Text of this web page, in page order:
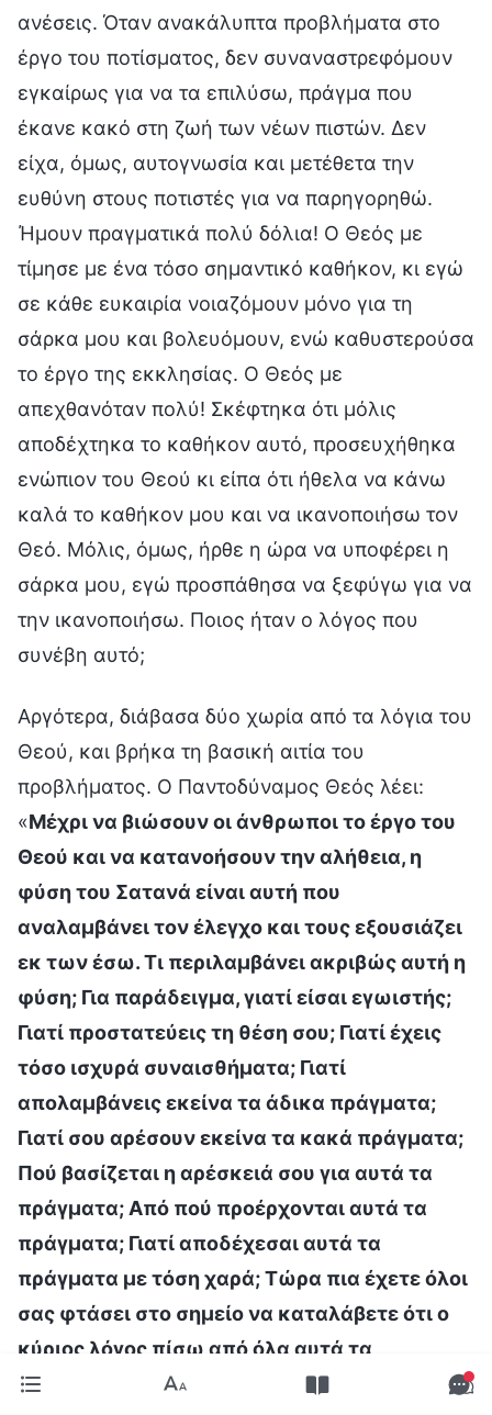
ανέσεις. Όταν ανακάλυπτα προβλήματα στο
έργο του ποτίσματος, δεν συναναστρεφόμουν
εγκαίρως για να τα επιλύσω, πράγμα που
έκανε κακό στη ζωή των νέων πιστών. Δεν
είχα, όμως, αυτογνωσία και μετέθετα την
ευθύνη στους ποτιστές για να παρηγορηθώ.
Ήμουν πραγματικά πολύ δόλια! Ο Θεός με
τίμησε με ένα τόσο σημαντικό καθήκον, κι εγώ
σε κάθε ευκαιρία νοιαζόμουν μόνο για τη
σάρκα μου και βολευόμουν, ενώ καθυστερούσα
το έργο της εκκλησίας. Ο Θεός με
απεχθανόταν πολύ! Σκέφτηκα ότι μόλις
αποδέχτηκα το καθήκον αυτό, προσευχήθηκα
ενώπιον του Θεού κι είπα ότι ήθελα να κάνω
καλά το καθήκον μου και να ικανοποιήσω τον
Θεό. Μόλις, όμως, ήρθε η ώρα να υποφέρει η
σάρκα μου, εγώ προσπάθησα να ξεφύγω για να
την ικανοποιήσω. Ποιος ήταν ο λόγος που
συνέβη αυτό;
Αργότερα, διάβασα δύο χωρία από τα λόγια του
Θεού, και βρήκα τη βασική αιτία του
προβλήματος. Ο Παντοδύναμος Θεός λέει:
«Μέχρι να βιώσουν οι άνθρωποι το έργο του
Θεού και να κατανοήσουν την αλήθεια, η
φύση του Σατανά είναι αυτή που
αναλαμβάνει τον έλεγχο και τους εξουσιάζει
εκ των έσω. Τι περιλαμβάνει ακριβώς αυτή η
φύση; Για παράδειγμα, γιατί είσαι εγωιστής;
Γιατί προστατεύεις τη θέση σου; Γιατί έχεις
τόσο ισχυρά συναισθήματα; Γιατί
απολαμβάνεις εκείνα τα άδικα πράγματα;
Γιατί σου αρέσουν εκείνα τα κακά πράγματα;
Πού βασίζεται η αρέσκειά σου για αυτά τα
πράγματα; Από πού προέρχονται αυτά τα
πράγματα; Γιατί αποδέχεσαι αυτά τα
πράγματα με τόση χαρά; Τώρα πια έχετε όλοι
σας φτάσει στο σημείο να καταλάβετε ότι ο
κύριος λόγος πίσω από όλα αυτά τα
πράγματα είναι ότι βρίσκεται μέσα στον